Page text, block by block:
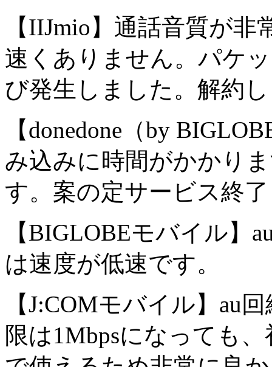
【IIJmio】通話音質が
速くありません。パケ
び発生しました。解約
【donedone（by
み込みに時間がかかり
す。案の定サービス終
【BIGLOBEモバイル】
は速度が低速です。
【J:COMモバイル】au
限は1Mbpsになっても